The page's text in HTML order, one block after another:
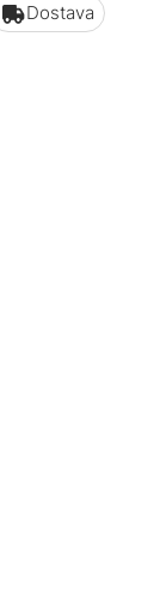
Dostava